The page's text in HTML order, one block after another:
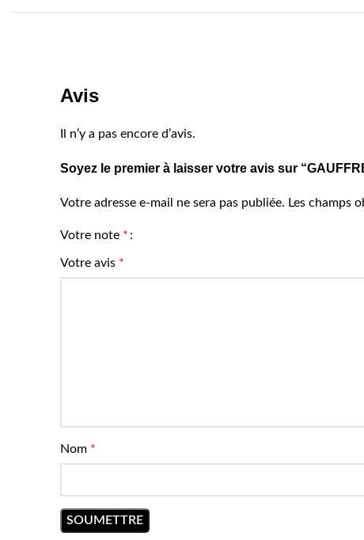
Avis
Il n’y a pas encore d’avis.
Soyez le premier à laisser votre avis sur
Votre adresse e-mail ne sera pas publiée. Les champs
Votre note *
Votre avis *
Nom *